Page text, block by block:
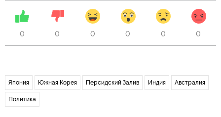
0 0 0 0 0 0
Япония Южная Корея Персидский Залив Индия Австралия
Политика